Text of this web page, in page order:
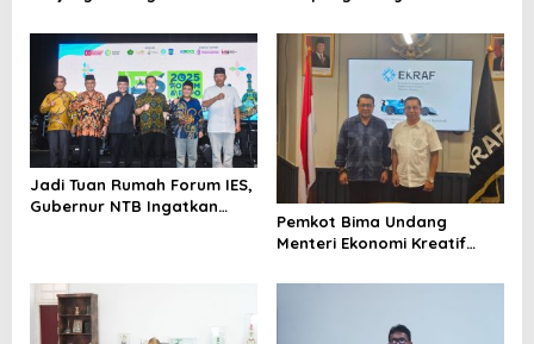
Nelayan di Eks TPI
Jadi Tuan Rumah Forum IES,
Gubernur NTB Ingatkan
Pemkot Bima Undang
Menteri Ekonomi Kreatif